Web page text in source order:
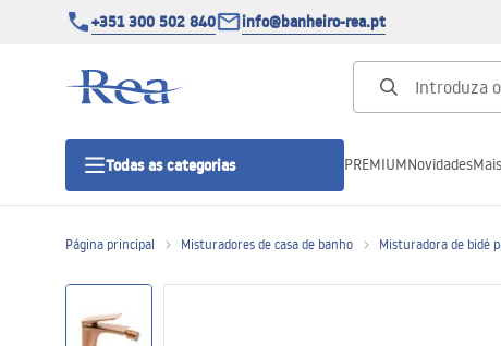
+351 300 502 840 info@banheiro-rea.pt
Todas as categorias
outras
PREMIUMNovidades
Página principal Misturadores de casa de banho Misturadora de bidé